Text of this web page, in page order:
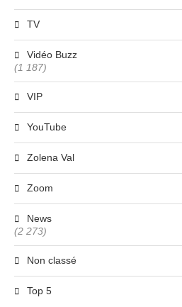
TV
Vidéo Buzz
(1 187)
VIP
YouTube
Zolena Val
Zoom
News
(2 273)
Non classé
Top 5